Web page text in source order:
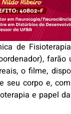
de
o filme,
corpo e,
e papel